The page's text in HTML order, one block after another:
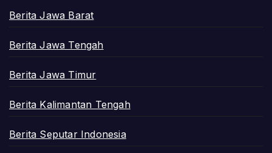
Berita Jawa Barat
Berita Jawa Tengah
Berita Jawa Timur
Berita Kalimantan Tengah
Berita Seputar Indonesia